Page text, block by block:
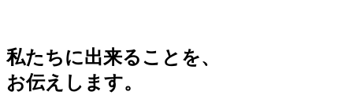
私たちに出来ることを、
お伝えします。